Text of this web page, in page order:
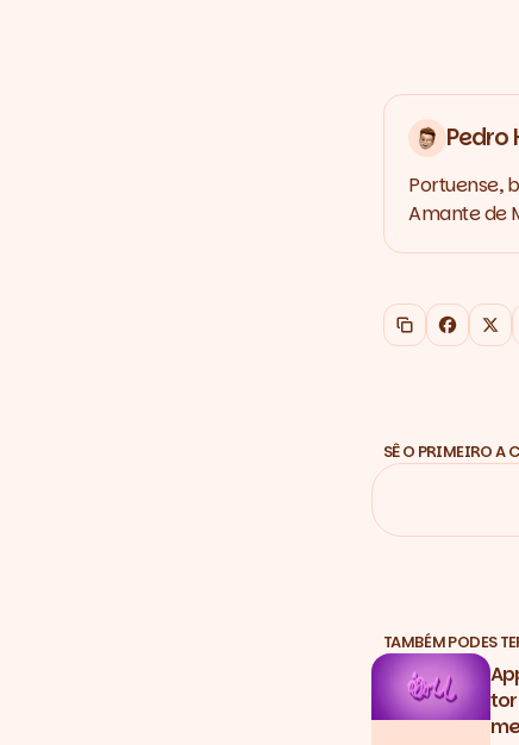
Pedro
Portuense,
Amante de
Copiar link
X
SÊ O PRIMEIRO A
TAMBÉM PODES